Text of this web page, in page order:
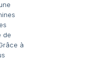
de
à